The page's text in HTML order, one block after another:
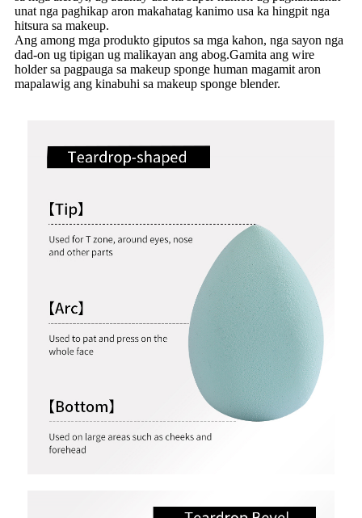
unat nga paghikap aron makahatag kanimo usa ka hingpit nga
hitsura sa makeup.
Ang among mga produkto giputos sa mga kahon, nga sayon ​​nga
dad-on ug tipigan ug malikayan ang abog.Gamita ang wire
holder sa pagpauga sa makeup sponge human magamit aron
mapalawig ang kinabuhi sa makeup sponge blender.